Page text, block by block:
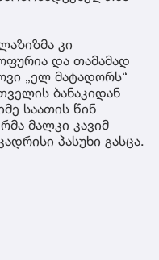
კი
და თამამად
„ელ მატადორს“
ბანაკიდან
საათის წინ
მალკი კავიმ
პასუხი გასცა.